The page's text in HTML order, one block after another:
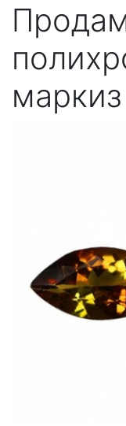
маркиз